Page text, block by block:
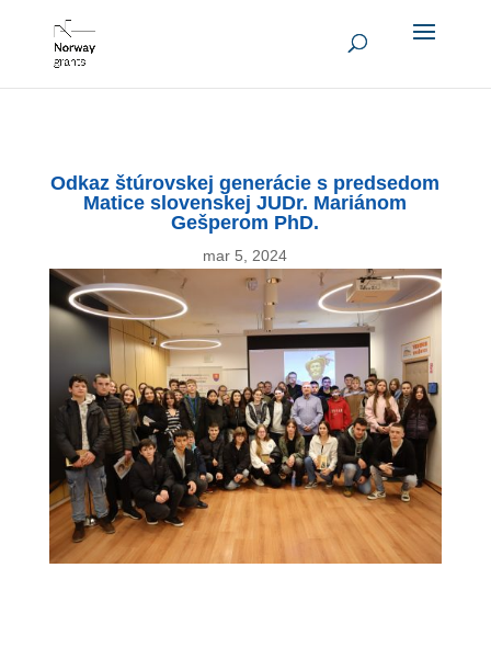
Odkaz štúrovskej generácie s predsedom
Matice slovenskej JUDr. Mariánom
Gešperom PhD.
mar 5, 2024